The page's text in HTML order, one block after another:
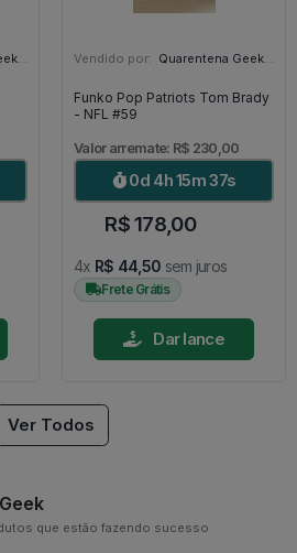
SP Vendido por: Quarentena Geek Store - SP
Funko Pop Patriots Tom Brady
- NFL #59
Valor arremate: R$ 230,00
0d 4h 15m 35s
R$ 178,00
4x R$ 44,50 sem juros
Frete Grátis
Dar lance
Ver Todos
que estão fazendo sucesso